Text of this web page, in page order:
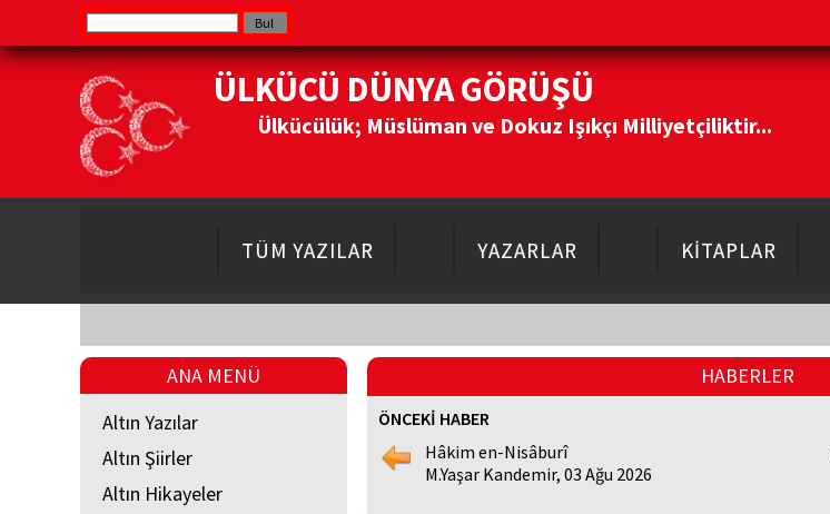
ÜLKÜCÜ DÜNYA GÖRÜŞÜ
Ülkücülük; Müslüman ve Dokuz Işıkçı Milliyetçiliktir...
TÜM YAZILAR YAZARLAR KİTAPLAR
ANA MENÜ
Altın Yazılar
Altın Şiirler
Altın Hikayeler
HABERLER
ÖNCEKİ HABER
Hâkim en-Nisâburî
M.Yaşar Kandemir, 03 Ağu 2026